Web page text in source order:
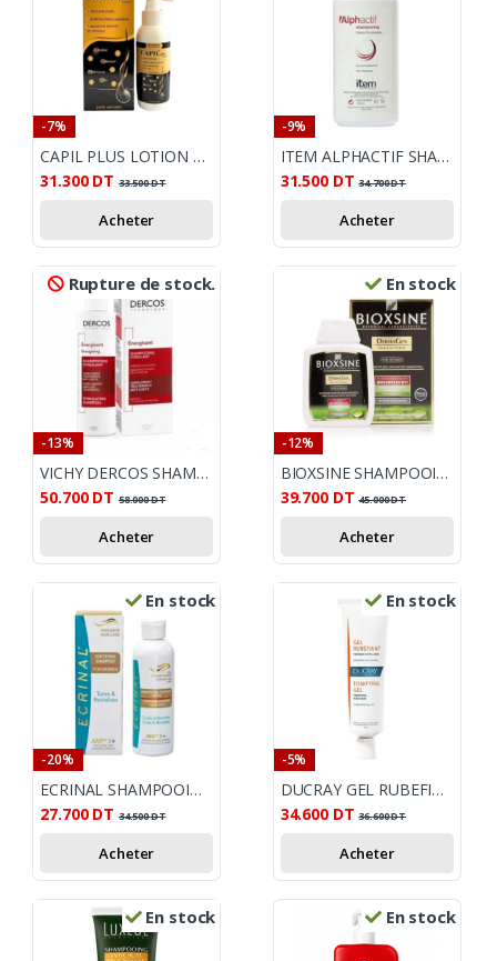
-7%
CAPIL PLUS LOTION ANTI CHUTE 100ml
31.300 DT 33.500DT
Acheter
-9%
ITEM ALPHACTIF SHAMPOOING CHEVEUX FINS 200 ML
31.500 DT 34.700DT
Acheter
Rupture de stock.
-13%
VICHY DERCOS SHAMPOOING ANTI CHUTES ENERGISSANT 200 ML
50.700 DT 58.000DT
Acheter
En stock
-12%
BIOXSINE SHAMPOOING FEMINA ANTICHUTE CHEVEUX SECS-NORMAUX 300ML
39.700 DT 45.000DT
Acheter
En stock
-20%
ECRINAL SHAMPOOING FORTIFIANT ANP2+ ANTI CHUTE FEMME 200ML
27.700 DT 34.500DT
Acheter
En stock
-5%
DUCRAY GEL RUBEFIANT 30 ML
34.600 DT 36.600DT
Acheter
En stock En stock